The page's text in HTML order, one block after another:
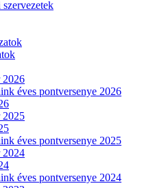
2026
éves pontversenye 2026
2025
éves pontversenye 2025
2024
éves pontversenye 2024